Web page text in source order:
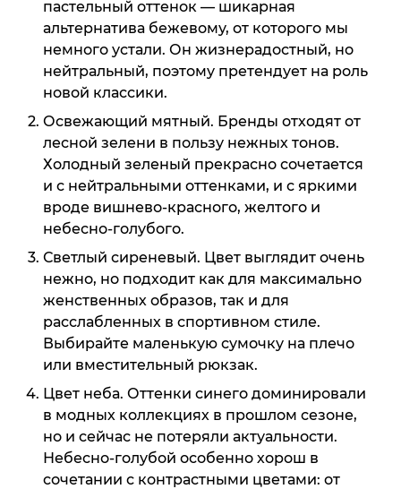
пастельный оттенок — шикарная
альтернатива бежевому, от которого мы
немного устали. Он жизнерадостный, но
нейтральный, поэтому претендует на роль
новой классики.
Освежающий мятный. Бренды отходят от
лесной зелени в пользу нежных тонов.
Холодный зеленый прекрасно сочетается
и с нейтральными оттенками, и с яркими
вроде вишнево-красного, желтого и
небесно-голубого.
Светлый сиреневый. Цвет выглядит очень
нежно, но подходит как для максимально
женственных образов, так и для
расслабленных в спортивном стиле.
Выбирайте маленькую сумочку на плечо
или вместительный рюкзак.
Цвет неба. Оттенки синего доминировали
в модных коллекциях в прошлом сезоне,
но и сейчас не потеряли актуальности.
Небесно-голубой особенно хорош в
сочетании с контрастными цветами: от